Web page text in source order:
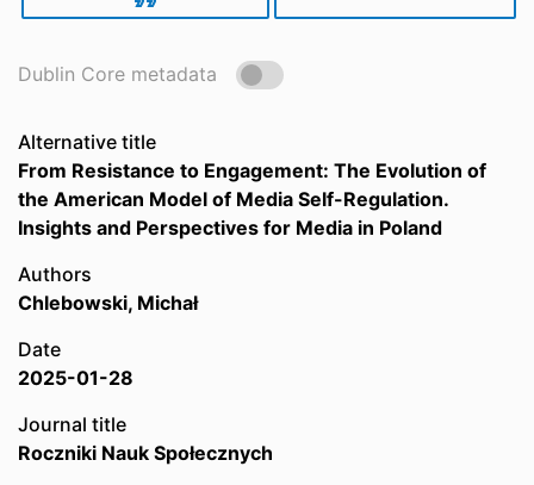
Dublin Core metadata
Alternative title
From Resistance to Engagement: The Evolution of
the American Model of Media Self-Regulation.
Insights and Perspectives for Media in Poland
Authors
Chlebowski, Michał
Date
2025-01-28
Journal title
Roczniki Nauk Społecznych